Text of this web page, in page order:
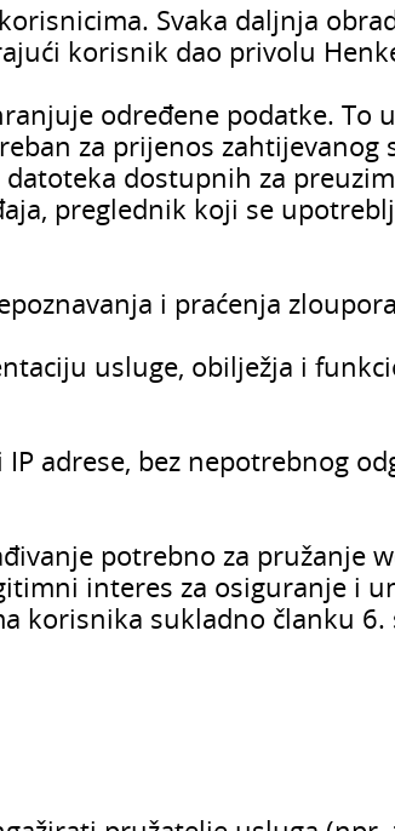
Svaka daljnja
korisnik dao privolu
određene podatke. To
za prijenos zahtijevanog
dostupnih za
preglednik koji se
i praćenja
usluge, obilježja i
adrese, bez nepotrebnog
potrebno za pružanje
interes za osiguranje i
korisnika sukladno članku